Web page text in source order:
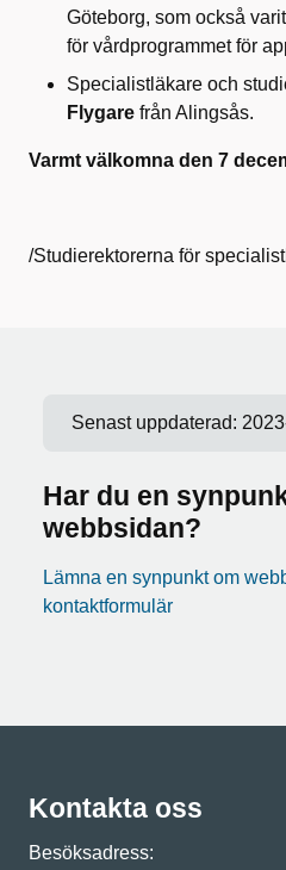
Göteborg, som också
för vårdprogrammet för
Specialistläkare och
Flygare från Alingsås.
Varmt välkomna den 7
/Studierektorerna för
Senast uppdaterad:
Har du en
webbsidan?
Lämna en synpunkt om
kontaktformulär
Kontakta oss
Besöksadress: